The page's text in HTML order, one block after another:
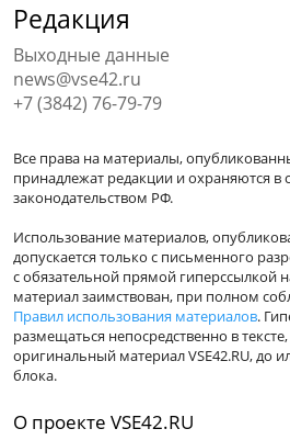
Редакция
Выходные данные
news@vse42.ru
+7 (3842) 76-79-79
Все права на материалы,
принадлежат редакции и охраняются в
законодательством РФ.
Использование материалов,
допускается только с письменного
с обязательной прямой гиперссылкой
материал заимствован, при полном
Правил использования материалов.
размещаться непосредственно в
оригинальный материал VSE42.RU, до
блока.
О проекте VSE42.RU